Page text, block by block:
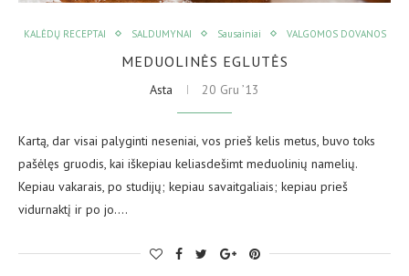
KALĖDŲ RECEPTAI SALDUMYNAI Sausainiai VALGOMOS DOVANOS
MEDUOLINĖS EGLUTĖS
Asta 20 Gru ’13
Kartą, dar visai palyginti neseniai, vos prieš kelis metus, buvo toks
pašėlęs gruodis, kai iškepiau keliasdešimt meduolinių namelių.
Kepiau vakarais, po studijų; kepiau savaitgaliais; kepiau prieš
vidurnaktį ir po jo.…